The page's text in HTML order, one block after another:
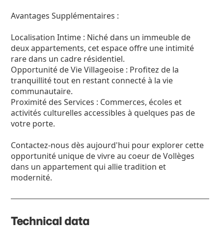
Avantages Supplémentaires :
Localisation Intime : Niché dans un immeuble de
deux appartements, cet espace offre une intimité
rare dans un cadre résidentiel.
Opportunité de Vie Villageoise : Profitez de la
tranquillité tout en restant connecté à la vie
communautaire.
Proximité des Services : Commerces, écoles et
activités culturelles accessibles à quelques pas de
votre porte.
Contactez-nous dès aujourd'hui pour explorer cette
opportunité unique de vivre au coeur de Vollèges
dans un appartement qui allie tradition et
modernité.
Technical data